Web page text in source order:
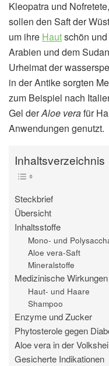
Kleopatra und
sollen den Saft der
um ihre Hautschön
Arabien und dem
Urheimat der
in der Antike sorgten
zum Beispiel nach
Gel derAloe verafür
Anwendungen genutzt.
Inhaltsverzeichnis
Steckbrief
Übersicht
Inhaltsstoffe
Mono- und
Aloe vera-Saft
Mineralstoffe
Medizinische Wirkungen
Haut- und Haare
Shampoo
Enzyme und Zucker
Phytosterole gegen
Aloe vera in der
Gesicherte Indikationen